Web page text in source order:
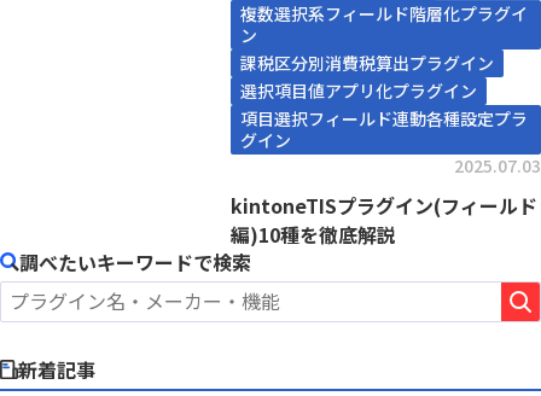
複数選択系フィールド階層化プラグイ
ン
課税区分別消費税算出プラグイン
選択項目値アプリ化プラグイン
項目選択フィールド連動各種設定プラ
グイン
2025.07.03
kintoneTISプラグイン(フィールド
編)10種を徹底解説
調べたいキーワードで検索
新着記事